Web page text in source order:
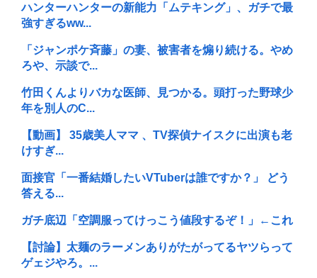
ハンターハンターの新能力「ムテキング」、ガチで最
強すぎるww...
「ジャンポケ斉藤」の妻、被害者を煽り続ける。やめ
ろや、示談で...
竹田くんよりバカな医師、見つかる。頭打った野球少
年を別人のC...
【動画】 35歳美人ママ 、TV探偵ナイスクに出演も老
けすぎ...
面接官「一番結婚したいVTuberは誰ですか？」 どう
答える...
ガチ底辺「空調服ってけっこう値段するぞ！」←これ
【討論】太麺のラーメンありがたがってるヤツらって
ゲェジやろ。...